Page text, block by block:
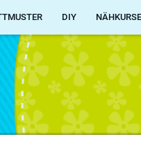
DIY NÄHKURSE